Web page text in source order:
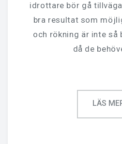
idrottare bör gå
bra resultat som
och rökning är inte
då de